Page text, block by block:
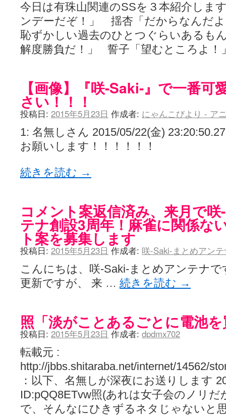
今日は有珠山関連のSSを３本紹介しま
ンデーだぞ！」 揺杏「だからなんだ
恥ずかしい過去のひとつぐらいあるも
解度勝負だ！」 誓子「望むところよ！
【画像】『咲-Saki-』で一番可
さい！！！
投稿日: 2015年5月23日 作成者: にゃんこびより - ア
1: 名無しさん 2015/05/22(金)
お願いします！！！！！！
続きを読む →
コメント案返信済み、来月で
テナ創設3周年！麻雀に関係な
ト案を募集します
投稿日: 2015年5月23日 作成者: 咲-Saki-まとめアン
こんにちは、咲-Saki-まとめアンテナ
更新ですが、 来 … 続きを読む →
照「淡がことあるごとに電池
投稿日: 2015年5月23日 作成者: dpdmx702
転載元 :
http://jbbs.shitaraba.net/internet/14562/
：以下、名無しが深夜にお送りします
ID:pQQ8ETvw照(あれは女子会のノリ
で、そんなにひきずるネタじゃないと